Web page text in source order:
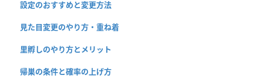
設定のおすすめと変更方法
見た目変更のやり方・重ね着
里孵しのやり方とメリット
帰巣の条件と確率の上げ方